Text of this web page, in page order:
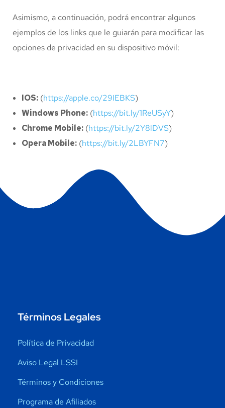
Asimismo, a continuación, podrá encontrar algunos
ejemplos de los links que le guiarán para modificar las
opciones de privacidad en su dispositivo móvil:
IOS: (https://apple.co/29IEBKS)
Windows Phone: (https://bit.ly/1ReUSyY)
Chrome Mobile: (https://bit.ly/2Y8lDVS)
Opera Mobile: (https://bit.ly/2LBYFN7)
Términos Legales
Política de Privacidad
Aviso Legal LSSI
Términos y Condiciones
Programa de Afiliados